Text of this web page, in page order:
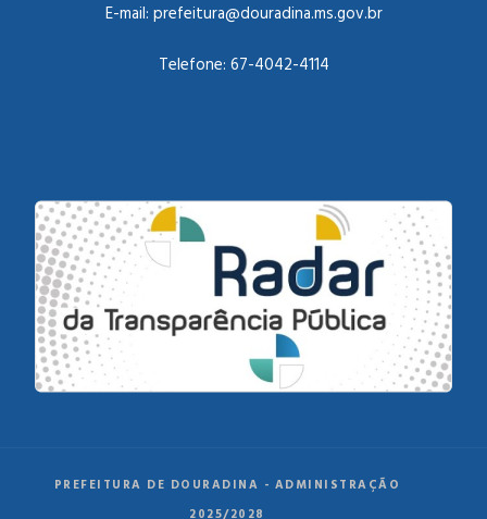
E-mail: prefeitura@douradina.ms.gov.br
Telefone: 67-4042-4114
PREFEITURA DE DOURADINA - ADMINISTRAÇÃO
2025/2028